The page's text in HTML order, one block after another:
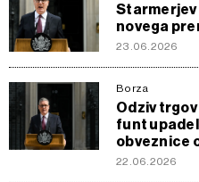
Starmerjev
novega
23.06.2026
Borza
Odziv
funt
obveznice
22.06.2026